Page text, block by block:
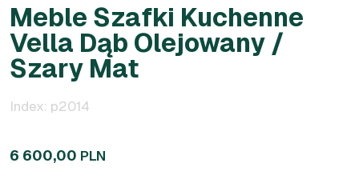
Meble Szafki Kuchenne
Vella Dąb Olejowany /
Szary Mat
Index: p2014
6 600,00 PLN